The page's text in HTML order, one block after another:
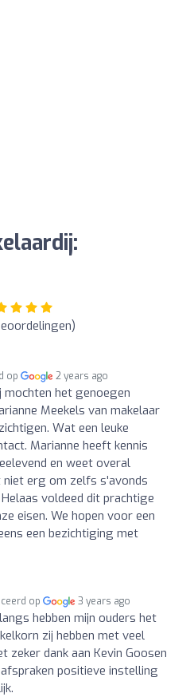
op 2 years ago
mochten het genoegen
Meekels van makelaar
Wat een leuke
Marianne heeft kennis
en weet overal
erg om zelfs s'avonds
voldeed dit prachtige
eisen. We hopen voor een
een bezichtiging met
op 3 years ago
hebben mijn ouders het
zij hebben met veel
zeker dank aan Kevin Goosen
positieve instelling